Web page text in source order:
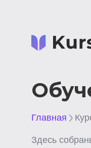
Главная
Здесь